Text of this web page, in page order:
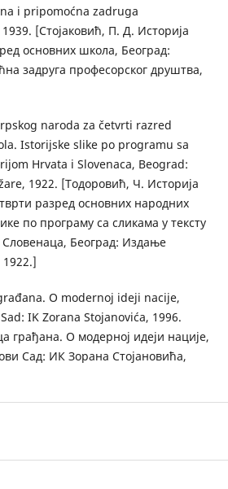
i pripomoćna zadruga
[Стојаковић, П. Д. Историја
основних школа, Београд:
задруга професорског друштва,
naroda za četvrti razred
Istorijske slike po programu sa
Hrvata i Slovenaca, Beograd:
1922. [Тодоровић, Ч. Историја
разред основних народних
по програму са сликама у тексту
Словенаца, Београд: Издање
O modernoj ideji nacije,
IK Zorana Stojanovića, 1996.
грађанa. О модерној идеји нације,
Сад: ИК Зорана Стојановића,